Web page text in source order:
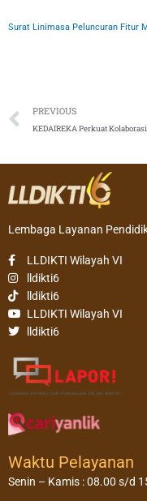
Surat Linimasa Peluncuran Fitur
Prev
PREVIOUS
Lembaga Layanan
LLDIKTI Wilayah VI
lldikti6
lldikti6
LLDIKTI Wilayah VI
lldikti6
Waktu Pelayanan
Senin – Kamis : 08.00 s/d